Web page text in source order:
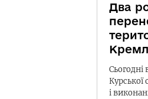
Два
Сьогодні
Курської
і